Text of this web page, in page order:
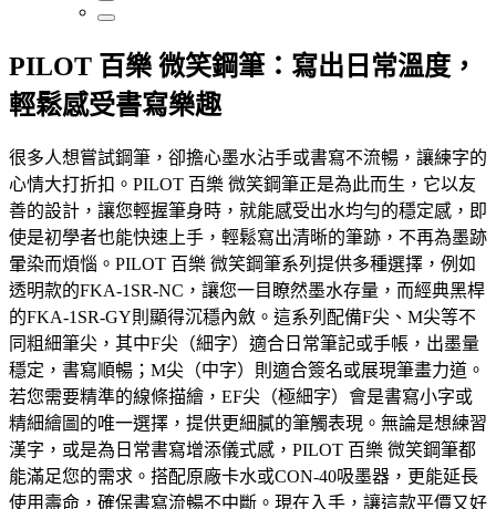
PILOT 百樂 微笑鋼筆：寫出日常溫度，
輕鬆感受書寫樂趣
很多人想嘗試鋼筆，卻擔心墨水沾手或書寫不流暢，讓練字的
心情大打折扣。PILOT 百樂 微笑鋼筆正是為此而生，它以友
善的設計，讓您輕握筆身時，就能感受出水均勻的穩定感，即
使是初學者也能快速上手，輕鬆寫出清晰的筆跡，不再為墨跡
暈染而煩惱。PILOT 百樂 微笑鋼筆系列提供多種選擇，例如
透明款的FKA-1SR-NC，讓您一目瞭然墨水存量，而經典黑桿
的FKA-1SR-GY則顯得沉穩內斂。這系列配備F尖、M尖等不
同粗細筆尖，其中F尖（細字）適合日常筆記或手帳，出墨量
穩定，書寫順暢；M尖（中字）則適合簽名或展現筆畫力道。
若您需要精準的線條描繪，EF尖（極細字）會是書寫小字或
精細繪圖的唯一選擇，提供更細膩的筆觸表現。無論是想練習
漢字，或是為日常書寫增添儀式感，PILOT 百樂 微笑鋼筆都
能滿足您的需求。搭配原廠卡水或CON-40吸墨器，更能延長
使用壽命，確保書寫流暢不中斷。現在入手，讓這款平價又好